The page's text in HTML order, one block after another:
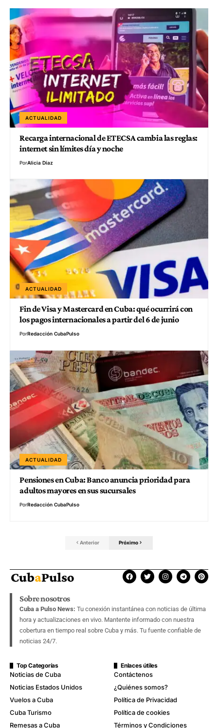
ACTUALIDAD
Recarga internacional de ETECSA cambia las reglas:
internet sin límites día y noche
PorAlicia Díaz
ACTUALIDAD
Fin de Visa y Mastercard en Cuba: qué ocurrirá con
los pagos internacionales a partir del 6 de junio
PorRedacción CubaPulso
ACTUALIDAD
Pensiones en Cuba: Banco anuncia prioridad para
adultos mayores en sus sucursales
PorRedacción CubaPulso
Anterior Próximo
Sobre nosotros
Cuba a Pulso News: Tu conexión instantánea con noticias de última
hora y actualizaciones en vivo. Mantente informado con nuestra
cobertura en tiempo real sobre Cuba y más. Tu fuente confiable de
noticias 24/7.
Top Categorías
Noticias de Cuba
Noticias Estados Unidos
Vuelos a Cuba
Cuba Turismo
Remesas a Cuba
Enlaces útiles
Contáctenos
¿Quiénes somos?
Política de Privacidad
Política de cookies
Términos y Condiciones